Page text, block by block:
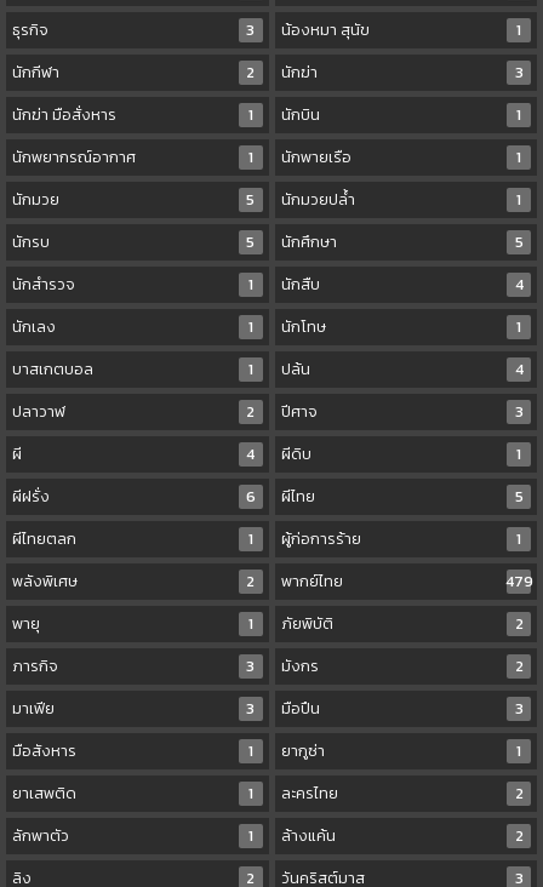
ธุรกิจ
3 น้องหมา สุนัข
1
นักกีฬา
2 นักฆ่า
3
นักฆ่า มือสั่งหาร
1 นักบิน
1
นักพยากรณ์อากาศ
1 นักพายเรือ
1
นักมวย
5 นักมวยปล้ำ
1
นักรบ
5 นักศึกษา
5
นักสำรวจ
1 นักสืบ
4
นักเลง
1 นักโทษ
1
บาสเกตบอล
1 ปล้น
4
ปลาวาฬ
2 ปีศาจ
3
ผี
4 ผีดิบ
1
ผีฝรั่ง
6 ผีไทย
5
ผีไทยตลก
1 ผู้ก่อการร้าย
1
พลังพิเศษ
2 พากย์ไทย
479
พายุ
1 ภัยพิบัติ
2
ภารกิจ
3 มังกร
2
มาเฟีย
3 มือปืน
3
มือสังหาร
1 ยากูซ่า
1
ยาเสพติด
1 ละครไทย
2
ลักพาตัว
1 ล้างแค้น
2
ลิง
2 วันคริสต์มาส
3